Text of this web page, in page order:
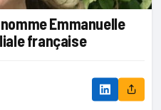
Emmanuelle
française